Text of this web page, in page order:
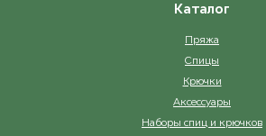
Каталог
Пряжа
Спицы
Крючки
Аксессуары
Наборы спиц и крючков